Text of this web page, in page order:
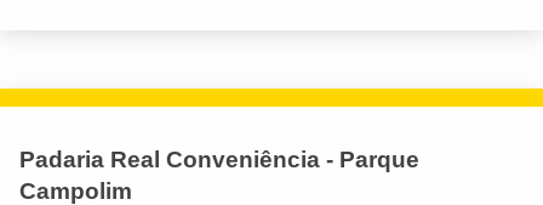
Padaria Real Conveniência - Parque
Campolim